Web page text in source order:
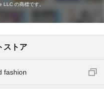
の商標です。
ストア
fashion